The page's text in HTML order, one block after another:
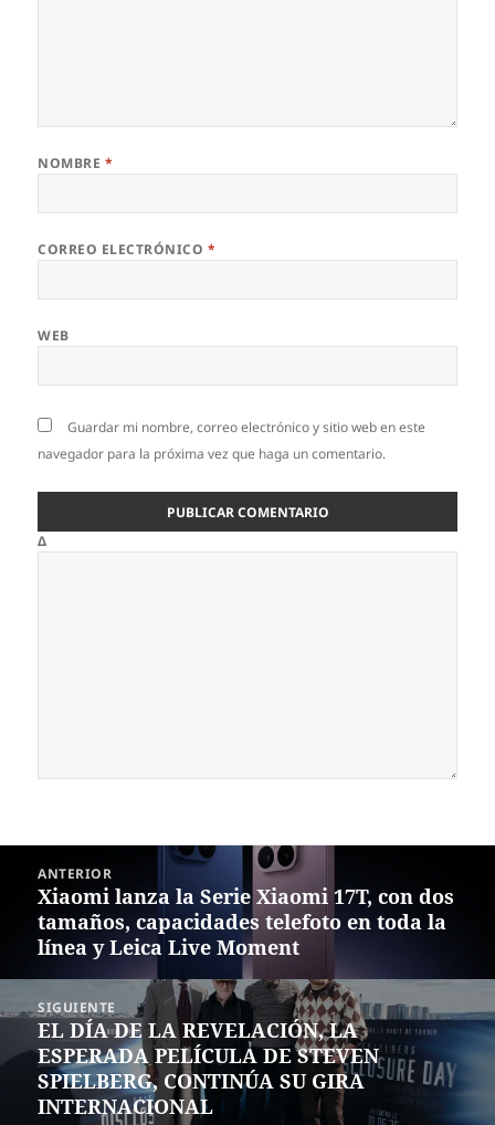
NOMBRE *
CORREO ELECTRÓNICO *
WEB
Guardar mi nombre, correo electrónico y sitio web en este
navegador para la próxima vez que haga un comentario.
Δ
entradas
ANTERIOR
Entrada
anterior:
Xiaomi lanza la Serie Xiaomi 17T, con dos
tamaños, capacidades telefoto en toda la
línea y Leica Live Moment
SIGUIENTE
Siguiente
entrada:
EL DÍA DE LA REVELACIÓN, LA
ESPERADA PELÍCULA DE STEVEN
SPIELBERG, CONTINÚA SU GIRA
INTERNACIONAL